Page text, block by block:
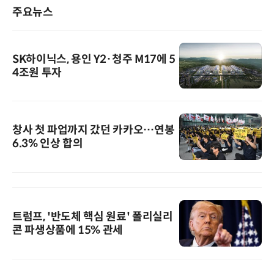
주요뉴스
SK하이닉스, 용인 Y2·청주 M17에 5
4조원 투자
창사 첫 파업까지 갔던 카카오…연봉
6.3% 인상 합의
트럼프, '반도체 핵심 원료' 폴리실리
콘 파생상품에 15% 관세